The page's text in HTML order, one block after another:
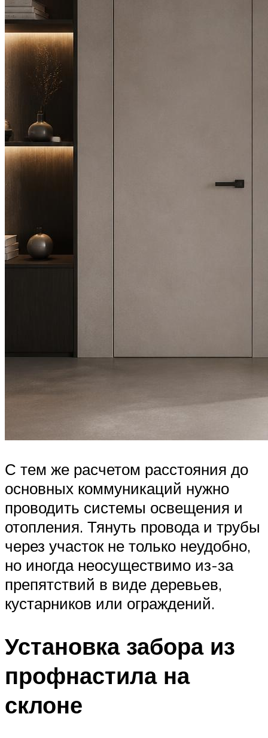
С тем же расчетом расстояния до
основных коммуникаций нужно
проводить системы освещения и
отопления. Тянуть провода и трубы
через участок не только неудобно,
но иногда неосуществимо из-за
препятствий в виде деревьев,
кустарников или ограждений.
Установка забора из
профнастила на
склоне